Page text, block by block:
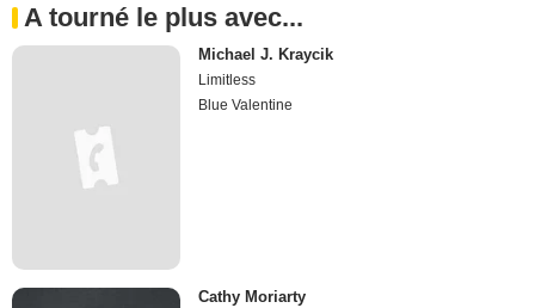
A tourné le plus avec...
Michael J. Kraycik
Limitless
Blue Valentine
Cathy Moriarty